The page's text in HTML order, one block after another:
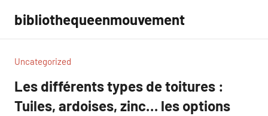
contenu
bibliothequeenmouvement
Uncategorized
Les différents types de toitures :
Tuiles, ardoises, zinc… les options